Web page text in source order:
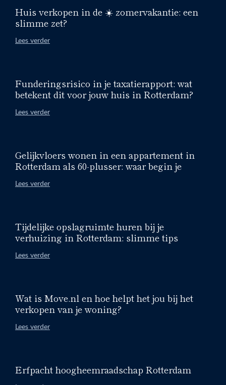
Huis verkopen in de ☀️ zomervakantie: een
slimme zet?
Lees verder
Funderingsrisico in je taxatierapport: wat
betekent dit voor jouw huis in Rotterdam?
Lees verder
Gelijkvloers wonen in een appartement in
Rotterdam als 60-plusser: waar begin je
Lees verder
Tijdelijke opslagruimte huren bij je
verhuizing in Rotterdam: slimme tips
Lees verder
Wat is Move.nl en hoe helpt het jou bij het
verkopen van je woning?
Lees verder
Erfpacht hoogheemraadschap Rotterdam